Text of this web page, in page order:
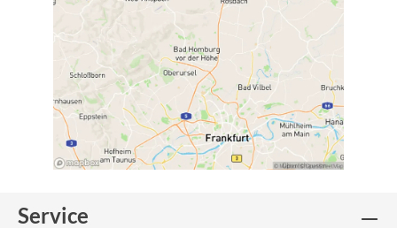
Service